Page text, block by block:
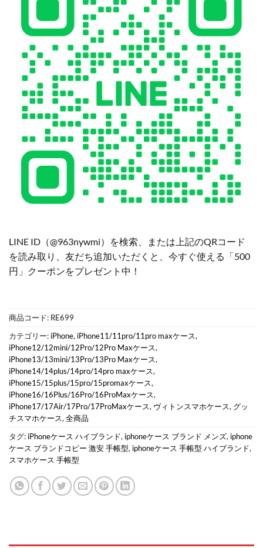
LINE ID（@963nywmi）を検索、または上記のQRコード
を読み取り、友だち追加いただくと、今すぐ使える「500
円」クーポンをプレゼント中！
商品コード: RE699
カテゴリー: iPhone, iPhone11/11pro/11pro maxケース,
iPhone12/12mini/12Pro/12Pro Maxケース,
iPhone13/13mini/13Pro/13Pro Maxケース,
iPhone14/14plus/14pro/14pro maxケース,
iPhone15/15plus/15pro/15promaxケース,
iPhone16/16Plus/16Pro/16ProMaxケース,
iPhone17/17Air/17Pro/17ProMaxケース, ヴィトンスマホケース, グッ
チスマホケース, 全商品
タグ: iPhoneケース ハイブランド, iphoneケース ブランド メンズ, iphone
ケース ブランドコピー 激安 手帳型, iphoneケース 手帳型 ハイブランド,
スマホケース 手帳型